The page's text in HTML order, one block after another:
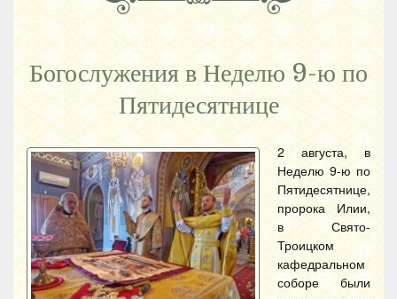
Богослужения в Неделю 9-ю по
Пятидесятнице
2 августа, в
Неделю 9-ю по
Пятидесятнице,
пророка Илии,
в Свято-
Троицком
кафедральном
соборе были